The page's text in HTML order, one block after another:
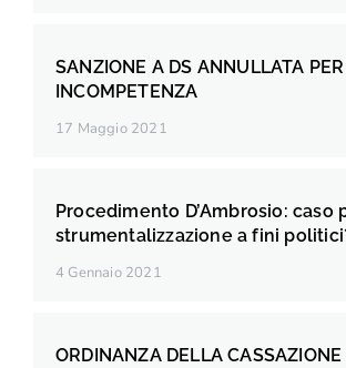
SANZIONE A DS ANNULLATA PER
INCOMPETENZA
17 Maggio 2021
Procedimento D’Ambrosio: caso
strumentalizzazione a fini
4 Gennaio 2021
ORDINANZA DELLA CASSAZIONE